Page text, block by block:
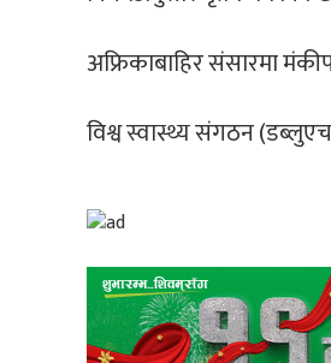
अफ्रिकाबाहिर संसारमा
विश्व स्वास्थ्य संगठन